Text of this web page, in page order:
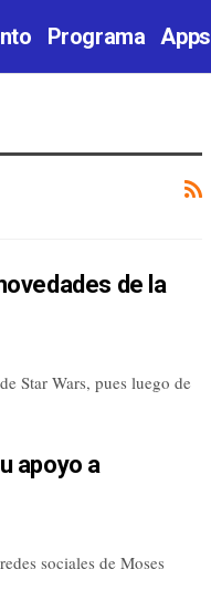
Programa Apps
de la
Star Wars, pues luego de
apoyo a
sociales de Moses